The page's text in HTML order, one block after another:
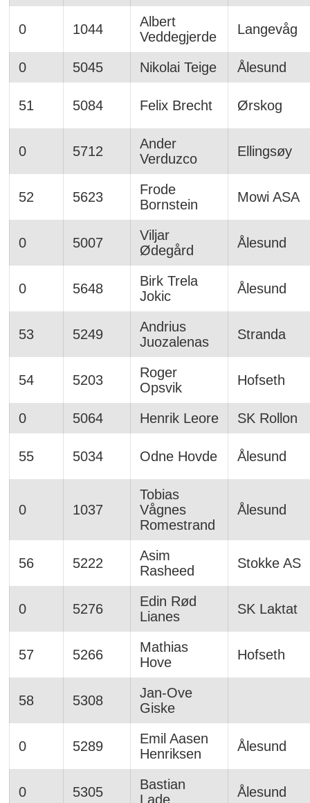
0 1044
Albert
Veddegjerde
Langevåg
0 5045 Nikolai Teige Ålesund
51 5084 Felix Brecht Ørskog
0 5712
Ander
Verduzco
Ellingsøy
52 5623
Frode
Bornstein
Mowi ASA
0 5007
Viljar
Ødegård
Ålesund
0 5648
Birk Trela
Jokic
Ålesund
53 5249
Andrius
Juozalenas
Stranda
54 5203
Roger
Opsvik
Hofseth
0 5064 Henrik Leore SK Rollon
55 5034 Odne Hovde Ålesund
0 1037
Tobias
Vågnes
Romestrand
Ålesund
56 5222
Asim
Rasheed
Stokke AS
0 5276
Edin Rød
Lianes
SK Laktat
57 5266
Mathias
Hove
Hofseth
58 5308
Jan-Ove
Giske
0 5289
Emil Aasen
Henriksen
Ålesund
0 5305
Bastian
Lade
Ålesund